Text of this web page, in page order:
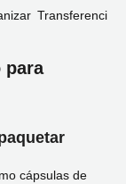
Transferenci
para
cápsulas de